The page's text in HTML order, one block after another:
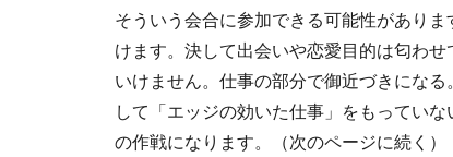
そういう会合に参加できる可能性があり
けます。決して出会いや恋愛目的は匂わ
いけません。仕事の部分で御近づきにな
して「エッジの効いた仕事」をもってい
の作戦になります。（次のページに続く）